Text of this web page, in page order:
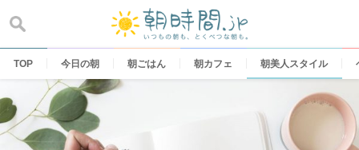
content
TOP 今日の朝 朝ごはん 朝カフェ 朝美人スタイル